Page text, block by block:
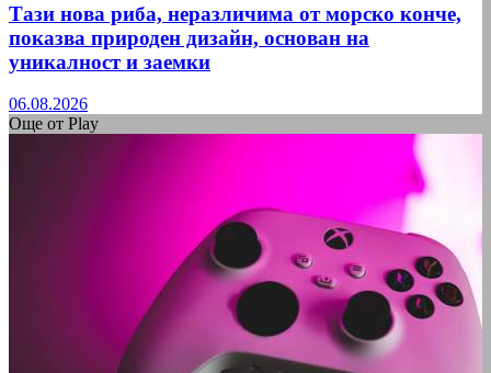
Тази нова риба, неразличима от морско конче,
показва природен дизайн, основан на
уникалност и заемки
06.08.2026
Още от Play